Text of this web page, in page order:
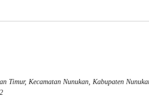
Timur, Kecamatan Nunukan, Kabupaten